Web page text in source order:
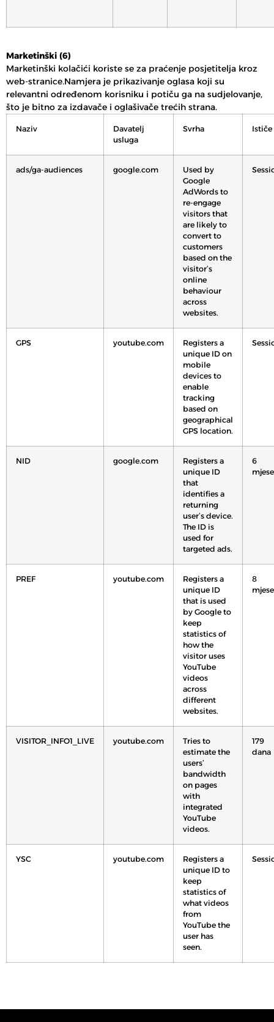
Marketinški (6)
Marketinški kolačići koriste se za praćenje posjetitelja kroz
web-stranice.Namjera je prikazivanje oglasa koji su
relevantni određenom korisniku i potiču ga na sudjelovanje,
što je bitno za izdavače i oglašivače trećih strana.
Naziv
Davatelj
usluga
Svrha Ističe
ads/ga-audiences google.com
Used by
Google
AdWords to
re-engage
visitors that
are likely to
convert to
customers
based on the
visitor’s
online
behaviour
across
websites.
GPS youtube.com
Registers a
unique ID on
mobile
devices to
enable
tracking
based on
geographical
GPS location.
NID google.com
Registers a
unique ID
that
identifies a
returning
user’s device.
The ID is
used for
targeted ads.
6
PREF youtube.com
Registers a
unique ID
that is used
by Google to
keep
statistics of
how the
visitor uses
YouTube
videos
across
different
websites.
8
VISITOR_INFO1_LIVE youtube.com
Tries to
estimate the
users’
bandwidth
on pages
with
integrated
YouTube
videos.
179
dana
YSC youtube.com
Registers a
unique ID to
keep
statistics of
what videos
from
YouTube the
user has
seen.